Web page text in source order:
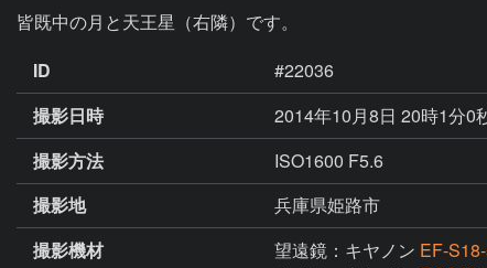
皆既中の月と天王星（右隣）です。
ID
#22036
撮影日時
2014年10月8日 20時1分0
撮影方法
ISO1600 F5.6
撮影地
兵庫県姫路市
撮影機材
望遠鏡：キヤノン EF-